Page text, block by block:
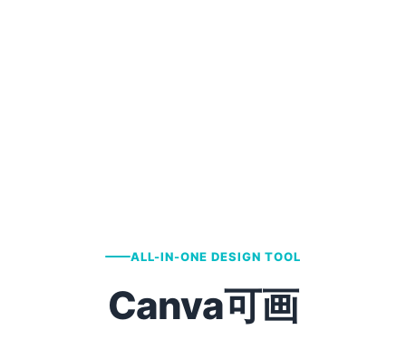
ALL-IN-ONE DESIGN TOOL
Canva可画